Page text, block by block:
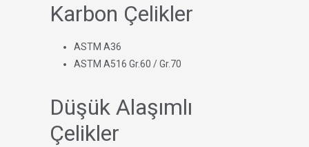
Karbon Çelikler
ASTM A36
ASTM A516 Gr.60 / Gr.70
Düşük Alaşımlı
Çelikler